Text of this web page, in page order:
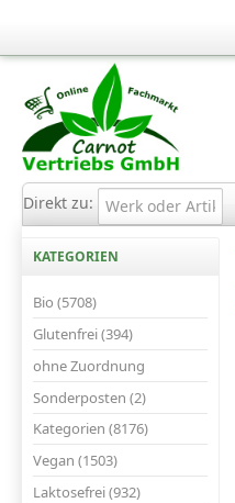
Direkt zu:
KATEGORIEN
Bio (5708)
Glutenfrei (394)
ohne Zuordnung
Sonderposten (2)
Kategorien (8176)
Vegan (1503)
Laktosefrei (932)